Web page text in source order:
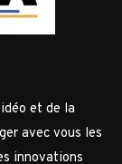
et de la
avec vous les
innovations